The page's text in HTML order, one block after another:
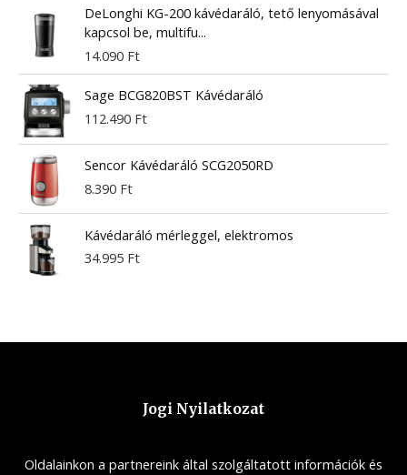
DeLonghi KG-200 kávédaráló, tető lenyomásával
kapcsol be, multifu...
14.090 Ft
Sage BCG820BST Kávédaráló
112.490 Ft
Sencor Kávédaráló SCG2050RD
8.390 Ft
Kávédaráló mérleggel, elektromos
34.995 Ft
Jogi Nyilatkozat
Oldalainkon a partnereink által szolgáltatott információk és